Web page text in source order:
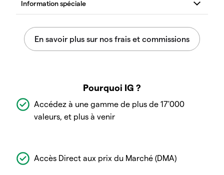
Pourquoi IG ?
Accédez à une gamme de plus de 17'000
valeurs, et plus à venir
Accès Direct aux prix du Marché (DMA)